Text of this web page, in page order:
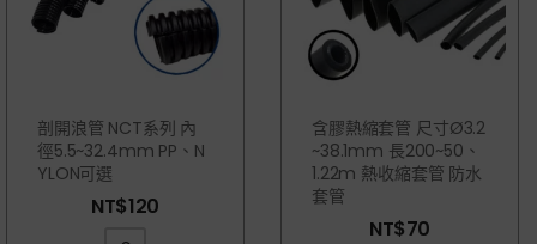
剖開浪管 NCT系列 內
徑5.5~32.4mm PP、N
YLON可選
NT$120
含膠熱縮套管 尺寸Ø3.2
~38.1mm 長200~50、
1.22m 熱收縮套管 防水
套管
NT$70